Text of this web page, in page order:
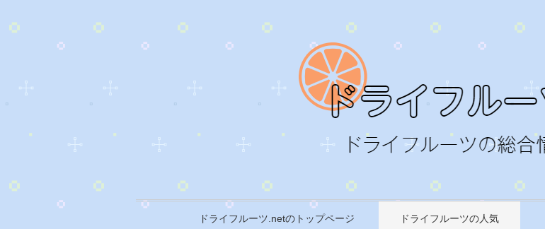
ドライフルーツ.netのトップページ ドライフルーツの人気